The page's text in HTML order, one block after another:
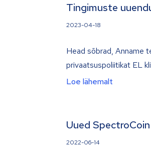
Tingimuste
2023-04-18
Head sõbrad, Anname
privaatsuspoliitikat EL
Loe lähemalt
Uued
2022-06-14